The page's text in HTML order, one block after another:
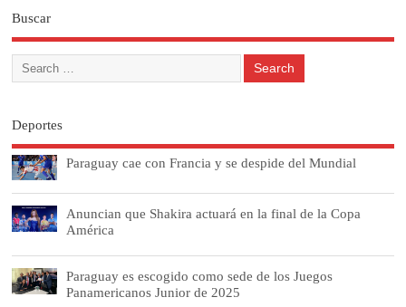
Buscar
Deportes
Paraguay cae con Francia y se despide del Mundial
Anuncian que Shakira actuará en la final de la Copa
América
Paraguay es escogido como sede de los Juegos
Panamericanos Junior de 2025